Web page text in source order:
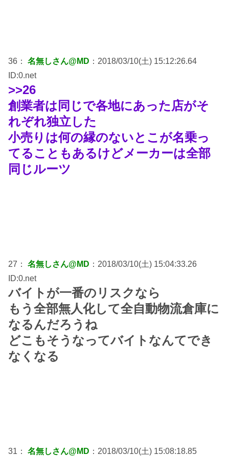
36： 名無しさん@MD ：2018/03/10(土) 15:12:26.64
ID:0.net
>>26
創業者は同じで各地にあった店がそ
れぞれ独立した
小売りは何の縁のないとこが名乗っ
てることもあるけどメーカーは全部
同じルーツ
27： 名無しさん@MD ：2018/03/10(土) 15:04:33.26
ID:0.net
バイトが一番のリスクなら
もう全部無人化して全自動物流倉庫に
なるんだろうね
どこもそうなってバイトなんてでき
なくなる
31： 名無しさん@MD ：2018/03/10(土) 15:08:18.85